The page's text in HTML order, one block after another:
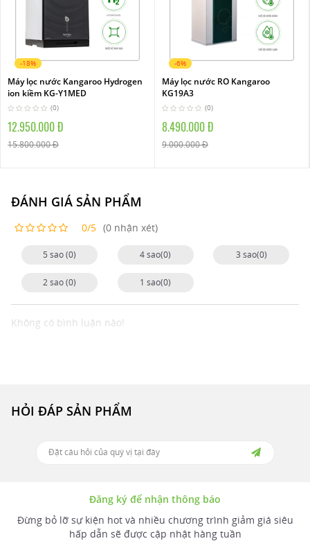
-18%
Máy lọc nước Kangaroo Hydrogen
ion kiềm KG-Y1MED
(0)
12.950.000 Đ
15.800.000 Đ
-6%
Máy lọc nước RO Kangaroo
KG19A3
(0)
8.490.000 Đ
9.000.000 Đ
ĐÁNH GIÁ SẢN PHẨM
0/5 (0 nhận xét)
5 sao (0) 4 sao(0) 3 sao(0)
2 sao (0) 1 sao(0)
Không có bình luận nào!
HỎI ĐÁP SẢN PHẨM
Đăng ký để nhận thông báo
Đừng bỏ lỡ sự kiện hot và nhiều chương trình giảm giá siêu
hấp dẫn sẽ được cập nhật hàng tuần